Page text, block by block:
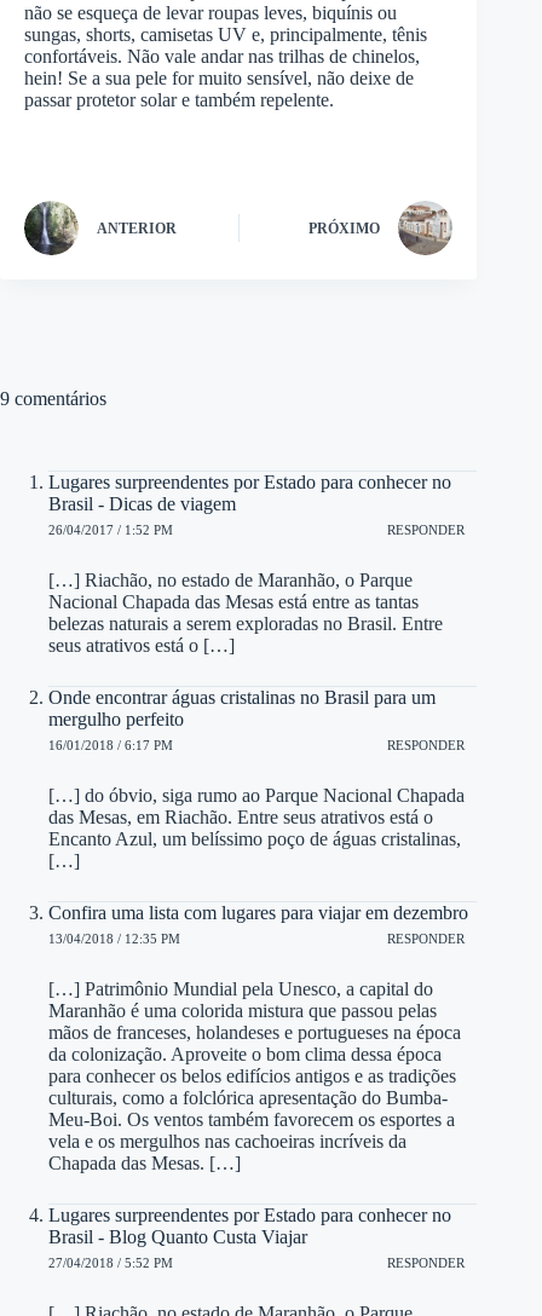
não se esqueça de levar roupas leves, biquínis ou
sungas, shorts, camisetas UV e, principalmente, tênis
confortáveis. Não vale andar nas trilhas de chinelos,
hein! Se a sua pele for muito sensível, não deixe de
passar protetor solar e também repelente.
ANTERIOR PRÓXIMO
9 comentários
Lugares surpreendentes por Estado para conhecer no
Brasil - Dicas de viagem
26/04/2017 / 1:52 PM RESPONDER
[…] Riachão, no estado de Maranhão, o Parque
Nacional Chapada das Mesas está entre as tantas
belezas naturais a serem exploradas no Brasil. Entre
seus atrativos está o […]
Onde encontrar águas cristalinas no Brasil para um
mergulho perfeito
16/01/2018 / 6:17 PM RESPONDER
[…] do óbvio, siga rumo ao Parque Nacional Chapada
das Mesas, em Riachão. Entre seus atrativos está o
Encanto Azul, um belíssimo poço de águas cristalinas,
[…]
Confira uma lista com lugares para viajar em dezembro
13/04/2018 / 12:35 PM RESPONDER
[…] Patrimônio Mundial pela Unesco, a capital do
Maranhão é uma colorida mistura que passou pelas
mãos de franceses, holandeses e portugueses na época
da colonização. Aproveite o bom clima dessa época
para conhecer os belos edifícios antigos e as tradições
culturais, como a folclórica apresentação do Bumba-
Meu-Boi. Os ventos também favorecem os esportes a
vela e os mergulhos nas cachoeiras incríveis da
Chapada das Mesas. […]
Lugares surpreendentes por Estado para conhecer no
Brasil - Blog Quanto Custa Viajar
27/04/2018 / 5:52 PM RESPONDER